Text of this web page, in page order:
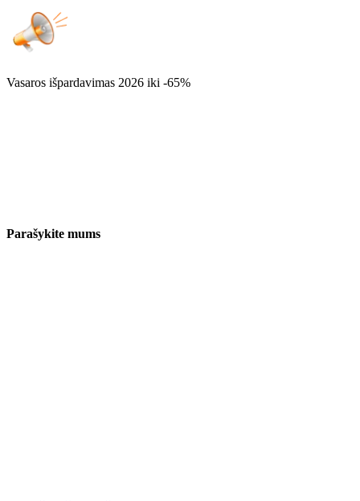
Vasaros išpardavimas 2026 iki -65%
Parašykite mums